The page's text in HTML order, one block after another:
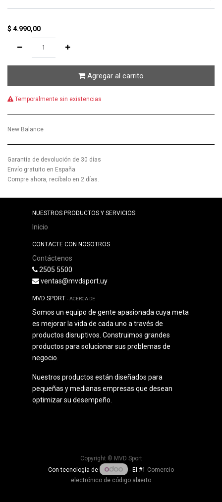
$ 4.990,00
Agregar al carrito
Temporalmente sin existencias
New Balance
Garantía de devolución de 30 días
Envío gratuito en España
Compre ahora, recíbalo en 2 días.
NUESTROS PRODUCTOS Y SERVICIOS
Inicio
CONTACTE CON NOSOTROS
Contáctenos
2505 5500
ventas@mvdsport.uy
MVD SPORT -ACERCA DE
Somos un equipo de gente apasionada cuya meta
es mejorar la vida de cada uno a través de
productos disruptivos. Construimos grandes
productos para solucionar sus problemas de
negocio.
Nuestros productos están diseñados para
pequeñas y medianas empresas que desean
optimizar su desempeño.
Copyright © MVD Sport
Con tecnología de
- El #1 Comercio
electrónico de código abierto